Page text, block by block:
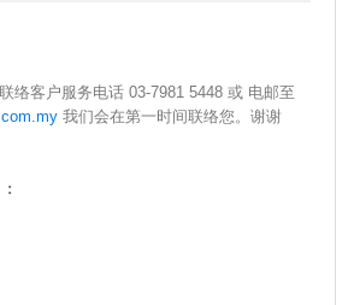
络客户服务电话 03-7981 5448 或 电邮至
我们会在第一时间联络您。谢谢
: